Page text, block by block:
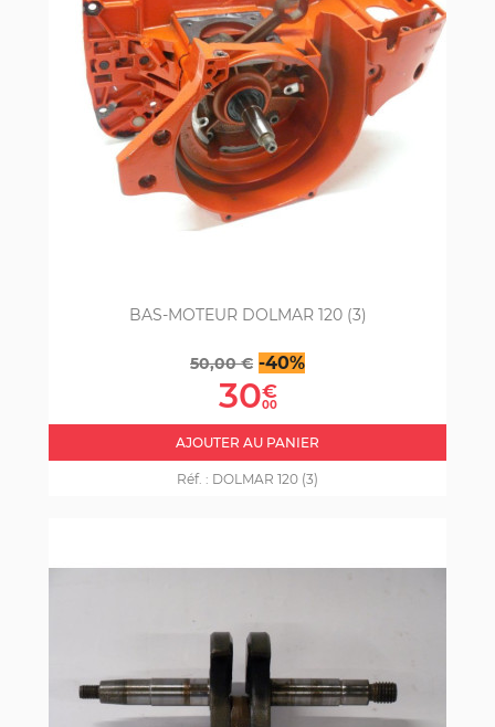
BAS-MOTEUR DOLMAR 120 (3)
Prix
base
50,00 € -40%Prix
30€
00
AJOUTER AU PANIER
Réf. : DOLMAR 120 (3)